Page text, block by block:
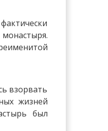
взорвать
жизней
был